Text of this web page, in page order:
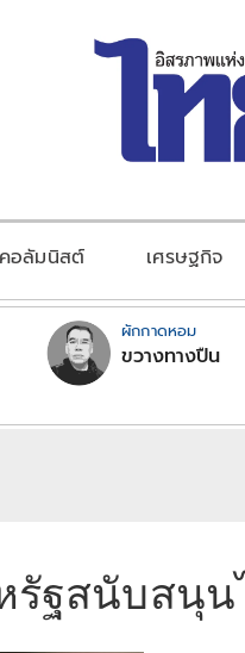
คอลัมนิสต์ เศรษฐกิจ
ผักกาดหอม
ขวางทางปืน
รัฐสนับสนุ